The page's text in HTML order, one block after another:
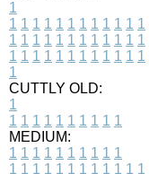
1
1 1 1 1 1 1 1 1 1 1 1 1
1 1 1 1 1 1 1 1 1 1 1 1
1 1 1 1 1 1 1 1 1 1 1 1
1
CUTTLY OLD:
1
1 1 1 1 1 1 1 1 1 1
MEDIUM:
1 1 1 1 1 1 1 1 1 1
1 1 1 1 1 1 1 1 1 1 1 1